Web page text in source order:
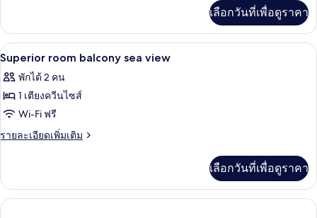
เกี่ยว
กับ
ห้อง
เนียร์
สวี
เลือกวันที่เพื่อดูราคา
เปิด
ภาพถ่าย
ทั้งหมด
ของ
Superior
sea
view
เครื่องนอนระดับพรีเมียม, มินิบาร์, ห้อง
5
Superior room balcony sea view
พักได้ 2 คน
1 เตียงควีนไซส์
Wi-Fi ฟรี
รายละเอียดเพิ่มเติม
ราย
เกี่ยว
กับ
Superior
เลือกวันที่เพื่อดูราคา